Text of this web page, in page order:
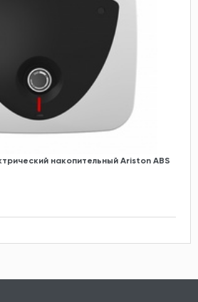
накопительный Ariston ABS